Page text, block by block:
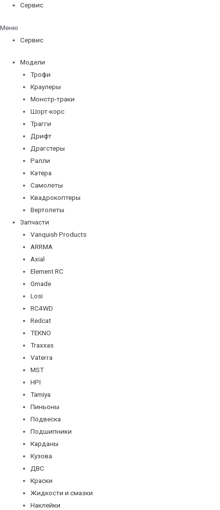
Сервис
Меню
Сервис
Модели
Трофи
Краулеры
Монстр-траки
Шорт-корс
Трагги
Дрифт
Драгстеры
Ралли
Катера
Самолеты
Квадрокоптеры
Вертолеты
Запчасти
Vanquish Products
ARRMA
Axial
Element RC
Gmade
Losi
RC4WD
Redcat
TEKNO
Traxxas
Vaterra
MST
HPI
Tamiya
Пиньоны
Подвеска
Подшипники
Карданы
Кузова
ДВС
Краски
Жидкости и смазки
Наклейки